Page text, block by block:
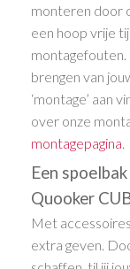
monteren door
een hoop vrije
brengen van
‘montage’ aan
over onze
montagepagina.
Een
Quooker
Met
extra geven.